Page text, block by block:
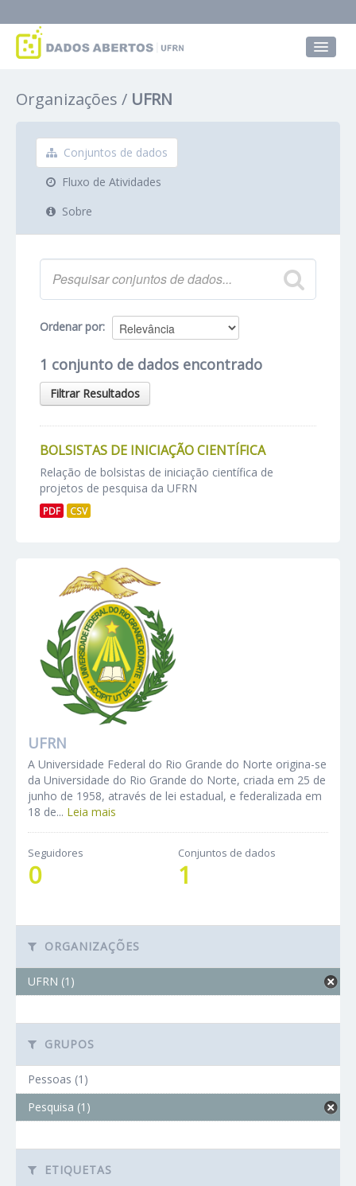
Grupos
Sobre
Organizações UFRN
Conjuntos de dados
Fluxo de Atividades
Sobre
Ordenar por
1 conjunto de dados encontrado
Filtrar Resultados
BOLSISTAS DE INICIAÇÃO CIENTÍFICA
Relação de bolsistas de iniciação científica de
projetos de pesquisa da UFRN
PDF CSV
UFRN
A Universidade Federal do Rio Grande do Norte origina-se
da Universidade do Rio Grande do Norte, criada em 25 de
junho de 1958, através de lei estadual, e federalizada em
18 de... Leia mais
Seguidores
0
Conjuntos de dados
1
ORGANIZAÇÕES
UFRN (1)
GRUPOS
Pessoas (1)
Pesquisa (1)
ETIQUETAS